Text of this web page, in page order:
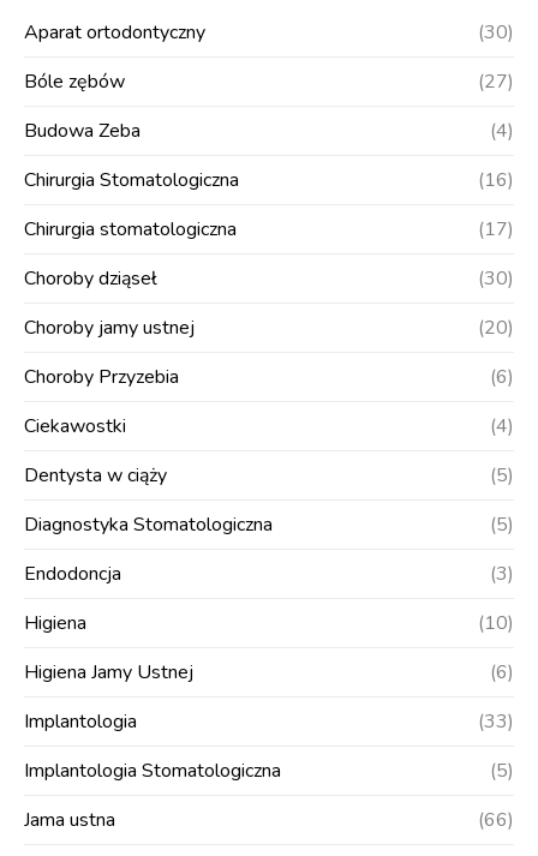
Aparat ortodontyczny
(30)
Bóle zębów
(27)
Budowa Zeba
(4)
Chirurgia Stomatologiczna
(16)
Chirurgia stomatologiczna
(17)
Choroby dziąseł
(30)
Choroby jamy ustnej
(20)
Choroby Przyzebia
(6)
Ciekawostki
(4)
Dentysta w ciąży
(5)
Diagnostyka Stomatologiczna
(5)
Endodoncja
(3)
Higiena
(10)
Higiena Jamy Ustnej
(6)
Implantologia
(33)
Implantologia Stomatologiczna
(5)
Jama ustna
(66)